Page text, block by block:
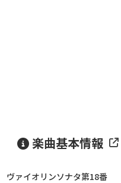
楽曲基本情報
ヴァイオリンソナタ第18番